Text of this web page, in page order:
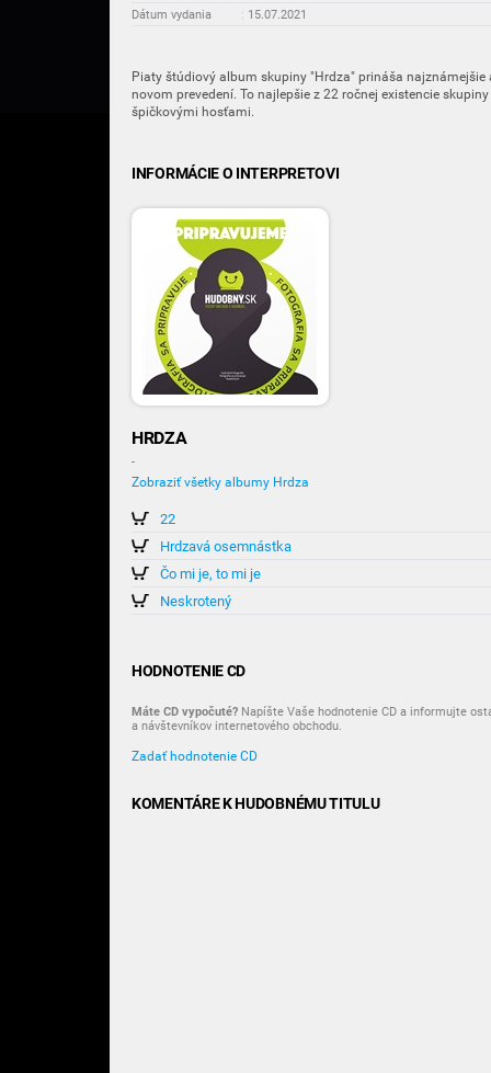
Dátum vydania
: 15.07.2021
Piaty štúdiový album skupiny "Hrdza" prináša najznámejšie
novom prevedení. To najlepšie z 22 ročnej existencie
špičkovými hosťami.
INFORMÁCIE O INTERPRETOVI
HRDZA
-
Zobraziť všetky albumy Hrdza
22
Hrdzavá osemnástka
Čo mi je, to mi je
Neskrotený
HODNOTENIE CD
Máte CD vypočuté? Napíšte Vaše hodnotenie CD a informujte
a návštevníkov internetového obchodu.
Zadať hodnotenie CD
KOMENTÁRE K HUDOBNÉMU TITULU